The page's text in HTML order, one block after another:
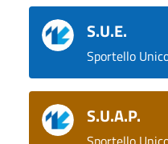
S.U.E.
Sportello
S.U.A.P.